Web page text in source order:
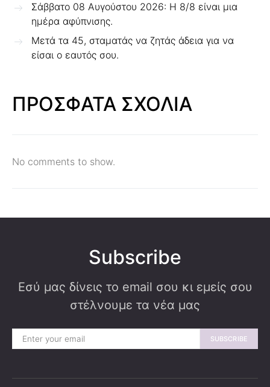
Σάββατο 08 Αυγούστου 2026: Η 8/8 είναι μια
ημέρα αφύπνισης.
Μετά τα 45, σταματάς να ζητάς άδεια για να
είσαι ο εαυτός σου.
ΠΡΟΣΦΑΤΑ ΣΧΟΛΙΑ
No comments to show.
Subscribe
Εσύ μας δίνεις το email σου κι εμείς σου
στέλνουμε τα νέα μας
SUBSCRIBE